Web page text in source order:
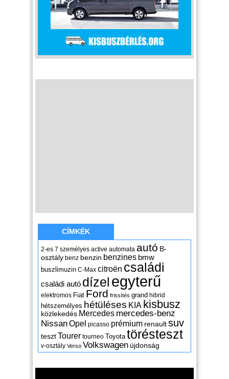
CÍMKÉK
2-es 7 személyes active automata autó B-
osztály benz benzin benzines bmw
buszlimuzin C-Max citroën családi
családi autó dízel egyterű
elektromos Fiat Ford frissítés grand hibrid
hétszemélyes hétüléses KIA kisbusz
közlekedés Mercedes mercedes-benz
NissanOpel picasso prémium renaultsuv
tesztTourer tourneo Toyota törésteszt
v-osztály Verso Volkswagen újdonság